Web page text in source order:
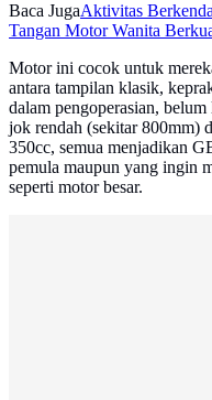
Baca JugaAktivitas
Tangan Motor Wanita
Motor ini cocok untuk
antara tampilan klasik,
dalam pengoperasian,
jok rendah (sekitar 800mm)
350cc, semua menjadikan
pemula maupun yang ingin
seperti motor besar.